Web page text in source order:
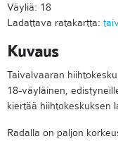
Väyliä: 18
Ladattava ratakartta:
Kuvaus
Taivalvaaran
18-väyläinen,
kiertää hiihtokeskuksen
Radalla on paljon